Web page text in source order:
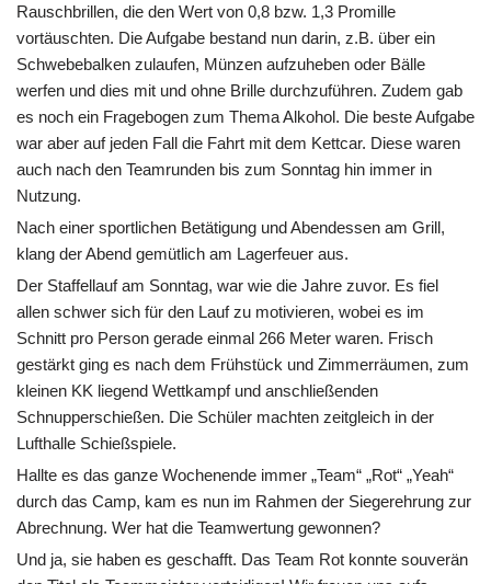
Rauschbrillen, die den Wert von 0,8 bzw. 1,3 Promille
vortäuschten. Die Aufgabe bestand nun darin, z.B. über ein
Schwebebalken zulaufen, Münzen aufzuheben oder Bälle
werfen und dies mit und ohne Brille durchzuführen. Zudem gab
es noch ein Fragebogen zum Thema Alkohol. Die beste Aufgabe
war aber auf jeden Fall die Fahrt mit dem Kettcar. Diese waren
auch nach den Teamrunden bis zum Sonntag hin immer in
Nutzung.
Nach einer sportlichen Betätigung und Abendessen am Grill,
klang der Abend gemütlich am Lagerfeuer aus.
Der Staffellauf am Sonntag, war wie die Jahre zuvor. Es fiel
allen schwer sich für den Lauf zu motivieren, wobei es im
Schnitt pro Person gerade einmal 266 Meter waren. Frisch
gestärkt ging es nach dem Frühstück und Zimmerräumen, zum
kleinen KK liegend Wettkampf und anschließenden
Schnupperschießen. Die Schüler machten zeitgleich in der
Lufthalle Schießspiele.
Hallte es das ganze Wochenende immer „Team“ „Rot“ „Yeah“
durch das Camp, kam es nun im Rahmen der Siegerehrung zur
Abrechnung. Wer hat die Teamwertung gewonnen?
Und ja, sie haben es geschafft. Das Team Rot konnte souverän